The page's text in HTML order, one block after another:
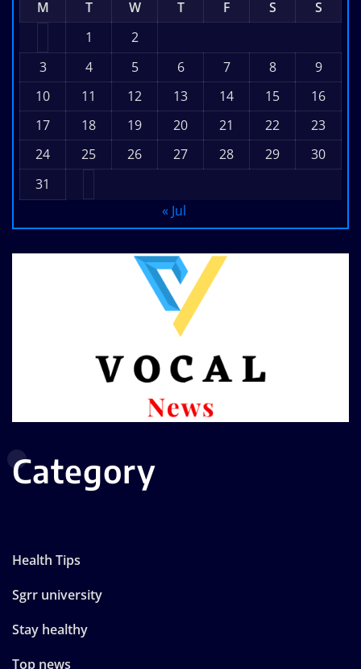
AUGUST 2026
M
T W T F S
S
1
2
3
4 5 6 7 8
9
10
11
17
18 19 20 21 22
23
24
25 26 27 28 29
30
« Jul
Category
Health Tips